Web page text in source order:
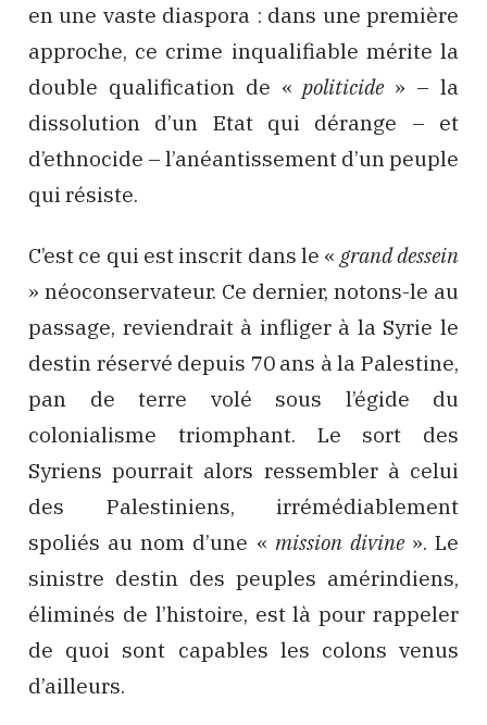
en une vaste diaspora : dans une première
approche, ce crime inqualifiable mérite la
double qualification de « politicide » – la
dissolution d’un Etat qui dérange – et
d’ethnocide – l’anéantissement d’un peuple
qui résiste.
C’est ce qui est inscrit dans le « grand dessein
» néoconservateur. Ce dernier, notons-le au
passage, reviendrait à infliger à la Syrie le
destin réservé depuis 70 ans à la Palestine,
pan de terre volé sous l’égide du
colonialisme triomphant. Le sort des
Syriens pourrait alors ressembler à celui
des Palestiniens, irrémédiablement
spoliés au nom d’une « mission divine». Le
sinistre destin des peuples amérindiens,
éliminés de l’histoire, est là pour rappeler
de quoi sont capables les colons venus
d’ailleurs.